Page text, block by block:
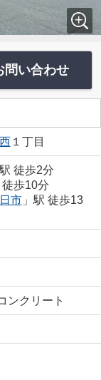
問い合わせ
１丁目
徒歩2分
歩10分
市」駅 徒歩13
ンクリート